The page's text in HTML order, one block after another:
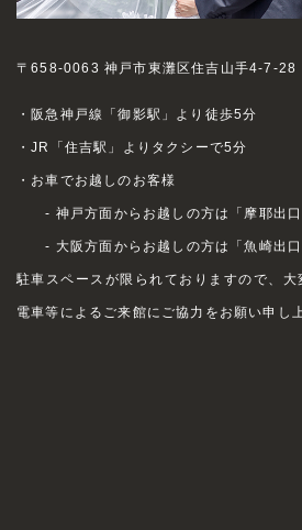
〒658-0063 神戸市東灘区住吉山手4-7-28
・阪急神戸線「御影駅」より徒歩5分
・JR「住吉駅」よりタクシーで5分
・お車でお越しのお客様
- 神戸方面からお越しの方は「摩耶出口
- 大阪方面からお越しの方は「魚崎出口
駐車スペースが限られておりますので、大
電車等によるご来館にご協力をお願い申し